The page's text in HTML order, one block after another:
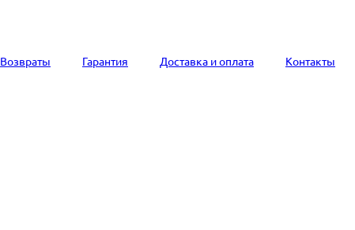
Возвраты Гарантия Доставка и оплата Контакты